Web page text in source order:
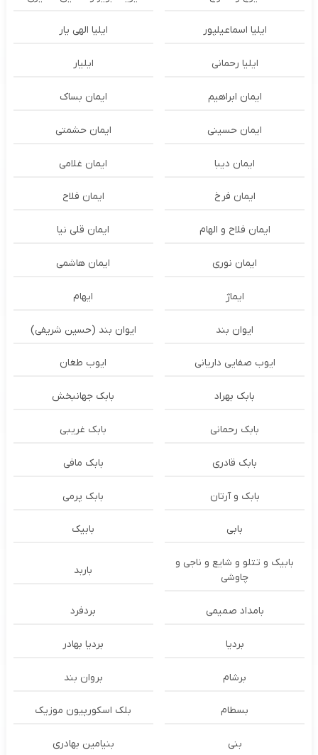
ایلیا اسماعیلپور ایلیا الهی یار
ایلیا رحمانی ایلیار
ایمان ابراهیم ایمان بساک
ایمان حسینی ایمان حشمتی
ایمان دیبا ایمان غلامی
ایمان فرخ ایمان فلاح
ایمان فلاح و الهام ایمان قلی نیا
ایمان نوری ایمان هاشمی
ایماژ ایهام
ایوان بند ایوان بند (حسین شریفی)
ایوب صفایی داریانی ایوب طغان
بابک بهراد بابک جهانبخش
بابک رحمانی بابک غریبی
بابک قادری بابک مافی
بابک و آرتان بابک پرمی
بابی بابیک
بابیک و تتلو و شایع و ناجی و
چاوشی
باربد
بامداد صمیمی بردفرد
بردیا بردیا بهادر
برشام بروان بند
بسطام بلک اسکورپیون موزیک
بنی بنیامین بهادری